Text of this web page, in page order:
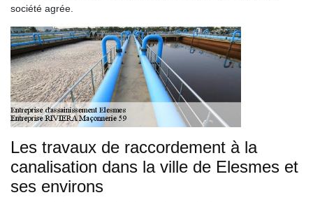
société agrée.
Les travaux de raccordement à la
canalisation dans la ville de Elesmes et
ses environs